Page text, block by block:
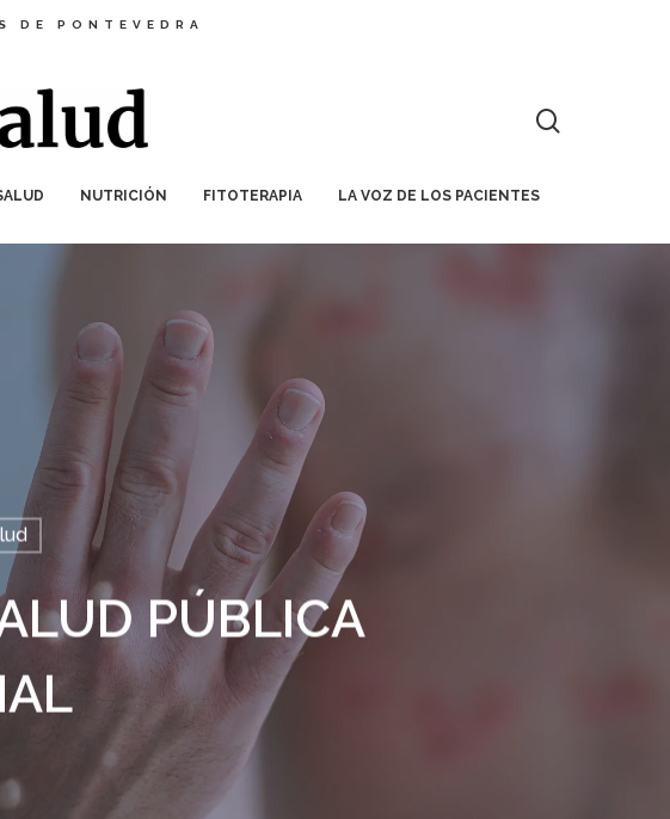
DE PONTEVEDRA
NUTRICIÓN FITOTERAPIA LA VOZ DE LOS PACIENTES
PÚBLICA